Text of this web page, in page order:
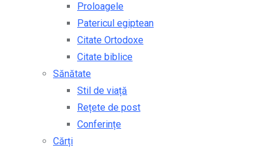
Proloagele
Patericul egiptean
Citate Ortodoxe
Citate biblice
Sănătate
Stil de viață
Rețete de post
Conferințe
Cărți